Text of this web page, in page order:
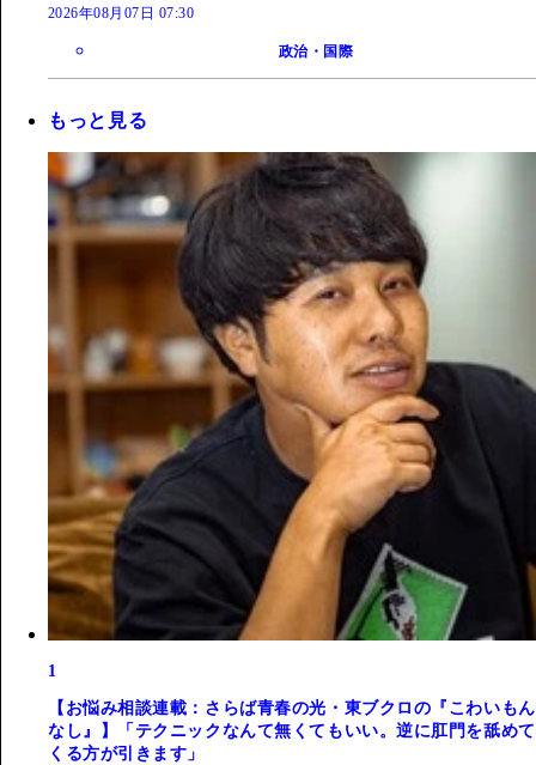
2026年08月07日 07:30
政治・国際
もっと見る
1
【お悩み相談連載：さらば青春の光・東ブクロの『こわいもん
なし』】「テクニックなんて無くてもいい。逆に肛門を舐めて
くる方が引きます」